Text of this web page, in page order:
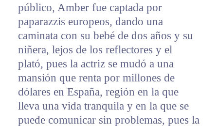
público, Amber fue captada por
paparazzis europeos, dando una
caminata con su bebé de dos años y su
niñera, lejos de los reflectores y el
plató, pues la actriz se mudó a una
mansión que renta por millones de
dólares en España, región en la que
lleva una vida tranquila y en la que se
puede comunicar sin problemas, pues la